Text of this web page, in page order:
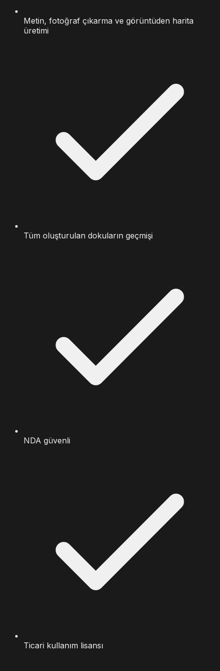
Metin, fotoğraf çıkarma ve görüntüden harita
üretimi
Tüm oluşturulan dokuların geçmişi
NDA güvenli
Ticari kullanım lisansı